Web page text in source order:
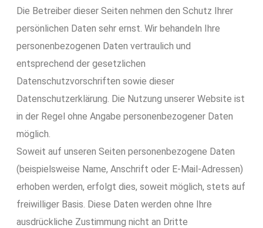
Die Betreiber dieser Seiten nehmen den Schutz Ihrer
persönlichen Daten sehr ernst. Wir behandeln Ihre
personenbezogenen Daten vertraulich und
entsprechend der gesetzlichen
Datenschutzvorschriften sowie dieser
Datenschutzerklärung. Die Nutzung unserer Website ist
in der Regel ohne Angabe personenbezogener Daten
möglich.
Soweit auf unseren Seiten personenbezogene Daten
(beispielsweise Name, Anschrift oder E-Mail-Adressen)
erhoben werden, erfolgt dies, soweit möglich, stets auf
freiwilliger Basis. Diese Daten werden ohne Ihre
ausdrückliche Zustimmung nicht an Dritte